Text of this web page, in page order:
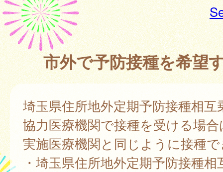
市外で予防接種を希望
埼玉県住所地外定期予防接種相互
協力医療機関で接種を受ける場
実施医療機関と同じように接種
・埼玉県住所地外定期予防接種